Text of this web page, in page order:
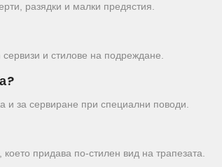
разядки и малки предястия.
и стилове на подреждане.
и за сервиране при специални поводи.
придава по-стилен вид на трапезата.